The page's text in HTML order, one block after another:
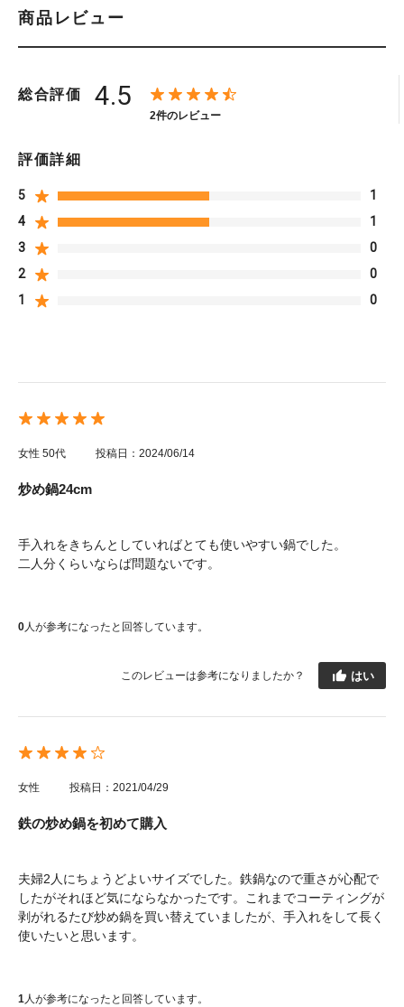
商品レビュー
総合評価 4.5
2件のレビュー
評価詳細
5
1
4
1
3
0
2
0
1
0
女性 50代 投稿日：2024/06/14
炒め鍋24cm
手入れをきちんとしていればとても使いやすい鍋でした。
二人分くらいならば問題ないです。
0人が参考になったと回答しています。
このレビューは参考になりましたか？ はい
女性 投稿日：2021/04/29
鉄の炒め鍋を初めて購入
夫婦2人にちょうどよいサイズでした。鉄鍋なので重さが心配で
したがそれほど気にならなかったです。これまでコーティングが
剥がれるたび炒め鍋を買い替えていましたが、手入れをして長く
使いたいと思います。
1人が参考になったと回答しています。